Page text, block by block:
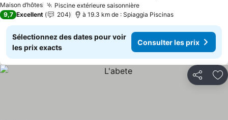
Maison d’hôtes Piscine extérieure saisonnière
9,7 Excellent 204 à 19.3 km de : Spiaggia Piscinas
Sélectionnez des dates pour voir
les prix exacts
Consulter les prix
Partager